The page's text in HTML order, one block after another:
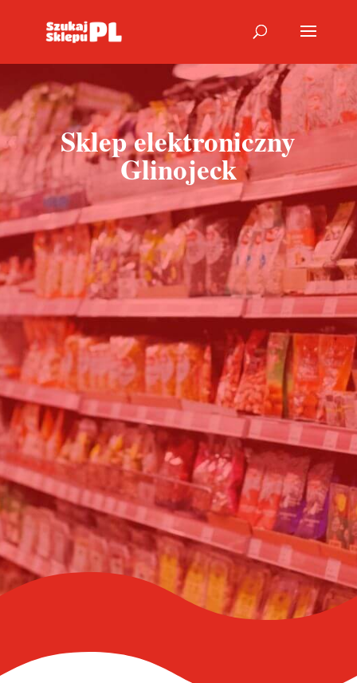
Sklep elektroniczny
Glinojeck